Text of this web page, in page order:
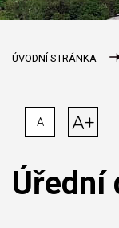
ÚVODNÍ STRÁNKA
A A+
Úřední